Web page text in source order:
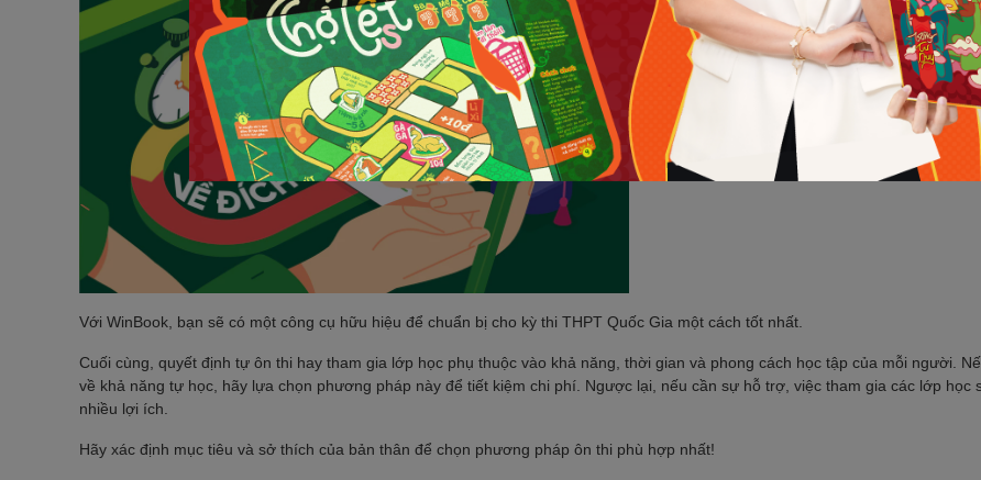
Với WinBook, bạn sẽ có một công cụ hữu hiệu để chuẩn bị cho kỳ thi THPT Quốc Gia một cách tốt nhất.
Cuối cùng, quyết định tự ôn thi hay tham gia lớp học phụ thuộc vào khả năng, thời gian và phong cách học tập của mỗi người.
về khả năng tự học, hãy lựa chọn phương pháp này để tiết kiệm chi phí. Ngược lại, nếu cần sự hỗ trợ, việc tham gia các lớp học
nhiều lợi ích.
Hãy xác định mục tiêu và sở thích của bản thân để chọn phương pháp ôn thi phù hợp nhất!